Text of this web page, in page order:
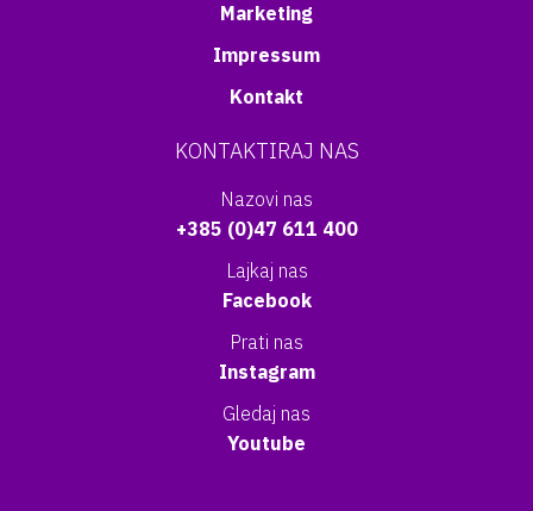
Marketing
Impressum
Kontakt
KONTAKTIRAJ NAS
Nazovi nas
+385 (0)47 611 400
Lajkaj nas
Facebook
Prati nas
Instagram
Gledaj nas
Youtube